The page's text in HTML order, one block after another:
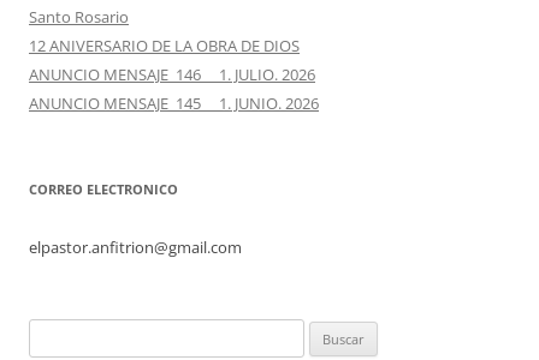
Santo Rosario
12 ANIVERSARIO DE LA OBRA DE DIOS
ANUNCIO MENSAJE 146 1. JULIO. 2026
ANUNCIO MENSAJE 145 1. JUNIO. 2026
CORREO ELECTRONICO
elpastor.anfitrion@gmail.com